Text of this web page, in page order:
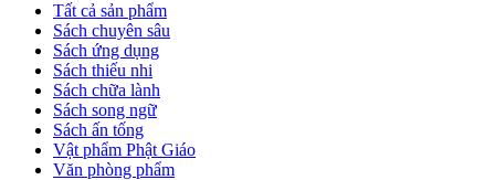
Tất cả sản phẩm
Sách chuyên sâu
Sách ứng dụng
Sách thiếu nhi
Sách chữa lành
Sách song ngữ
Sách ấn tống
Vật phẩm Phật Giáo
Văn phòng phẩm